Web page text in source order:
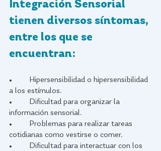
Integración Sensorial
tienen diversos síntomas,
entre los que se
encuentran:
•	Hipersensibilidad o hipersensibilidad
a los estímulos.
•	Dificultad para organizar la
información sensorial.
•	Problemas para realizar tareas
cotidianas como vestirse o comer.
•	Dificultad para interactuar con los